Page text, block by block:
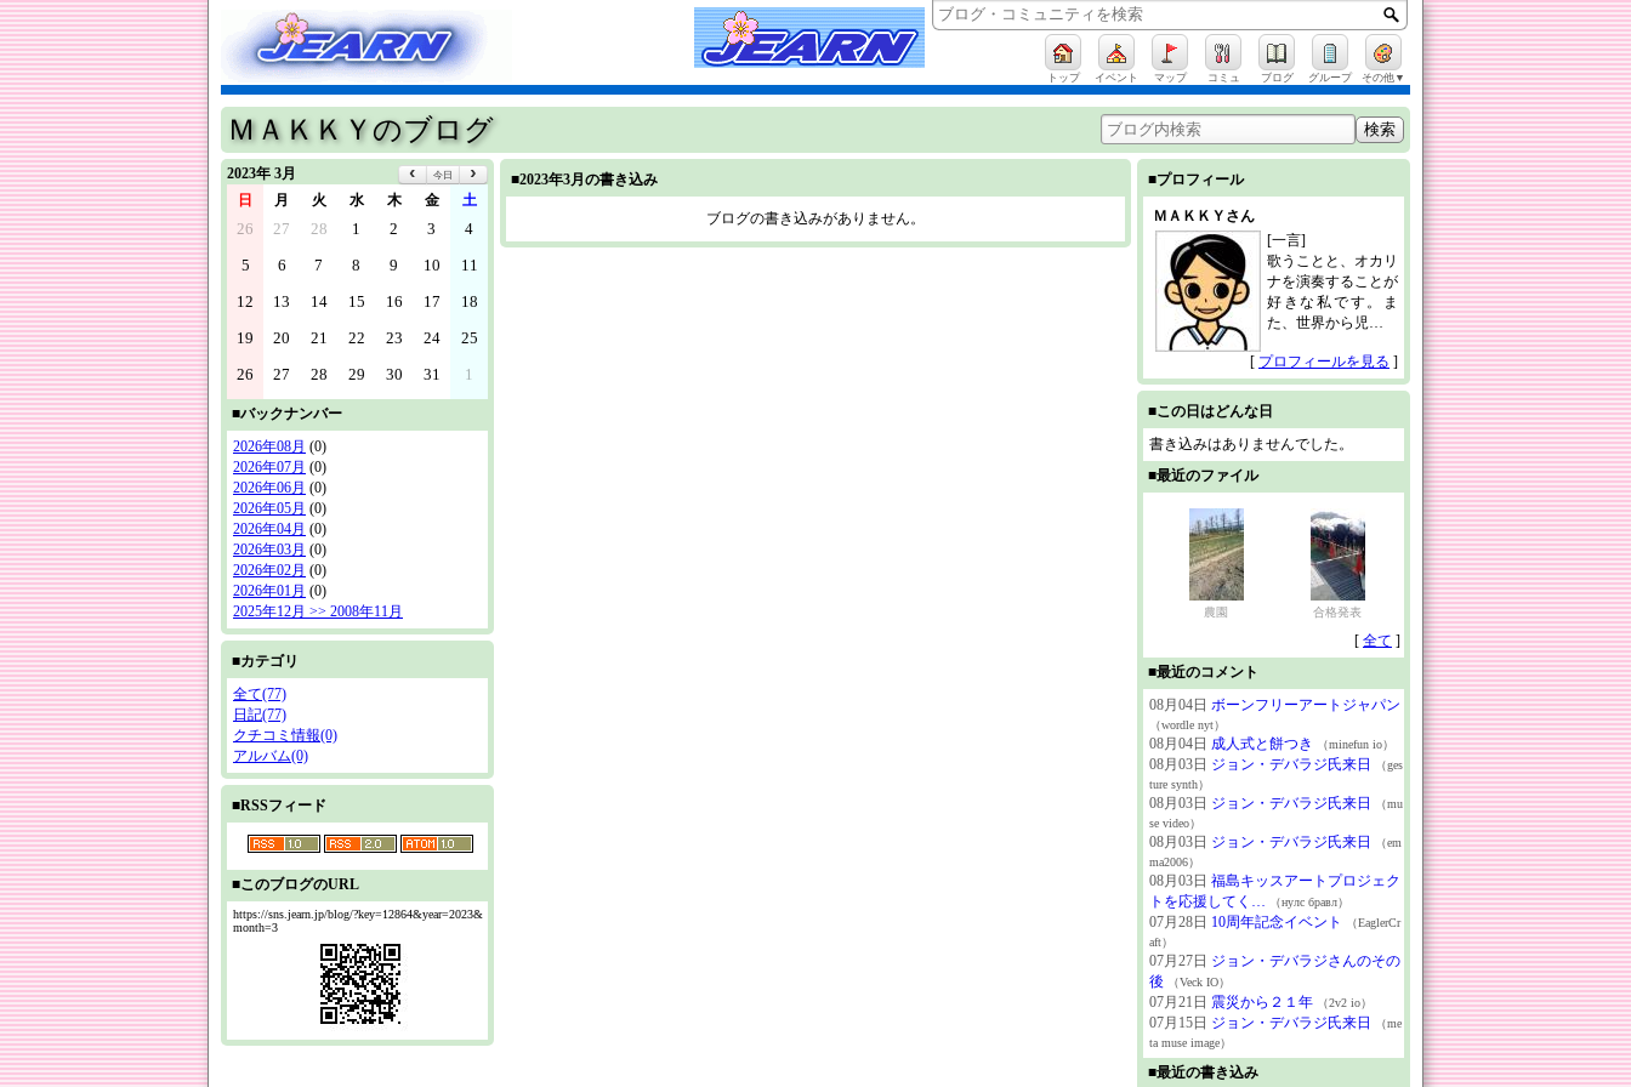
トップ イベント マップ コミュ ブログ グループ その他▼
ＭＡＫＫＹのブログ
2023年 3月 今日
日 月 火 水 木 金 土
26 27 28 1 2 3
4
5
6 7 8 9 10
11
12
13 14 15 16 17
18
19
20 21 22 23 24
25
26
27 28 29 30 31 1
■バックナンバー
2026年08月 (0)
2026年07月 (0)
2026年06月 (0)
2026年05月 (0)
2026年04月 (0)
2026年03月 (0)
2026年02月 (0)
2026年01月 (0)
2025年12月 >> 2008年11月
■カテゴリ
全て(77)
日記(77)
クチコミ情報(0)
アルバム(0)
■RSSフィード
■このブログのURL
https://sns.jearn.jp/blog/?key=12864&year=2023&
month=3
■2023年3月の書き込み
ブログの書き込みがありません。
■プロフィール
ＭＡＫＫＹさん
[一言]
歌うことと、オカリ
ナを演奏することが
好きな私です。ま
た、世界から児…
[ プロフィールを見る ]
■この日はどんな日
書き込みはありませんでした。
■最近のファイル
農園 合格発表
[ 全て ]
■最近のコメント
08月04日 ボーンフリーアートジャパン
（wordle nyt）
08月04日 成人式と餅つき （minefun io）
08月03日 ジョン・デバラジ氏来日
（ges
ture synth）
08月03日 ジョン・デバラジ氏来日
（mu
se video）
08月03日 ジョン・デバラジ氏来日
（em
ma2006）
08月03日 福島キッスアートプロジェク
トを応援してく…
（нулс бравл）
07月28日 10周年記念イベント
（EaglerCr
aft）
07月27日 ジョン・デバラジさんのその
後
（Veck IO）
07月21日 震災から２１年 （2v2 io）
07月15日 ジョン・デバラジ氏来日
（me
ta muse image）
■最近の書き込み